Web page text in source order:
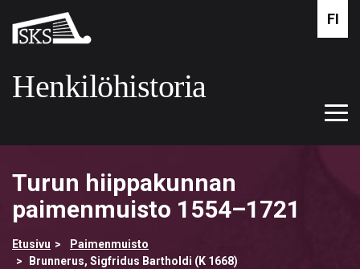
pääsisältöön
Suomalaisen
kirjallisuuden
Henkilöhistoria
FI
Turun hiippakunnan
paimenmuisto 1554–1721
Etusivu
Paimenmuisto
Brunnerus, Sigfridus Bartholdi (K 1668)